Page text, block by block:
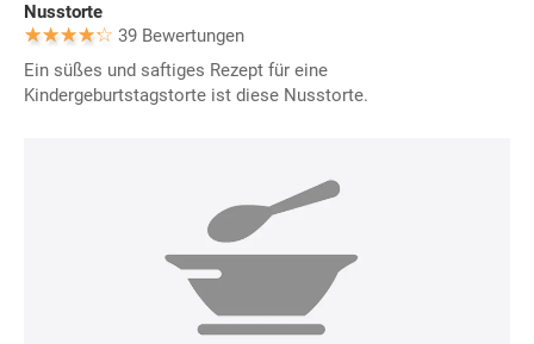
Nusstorte
39 Bewertungen
Ein süßes und saftiges Rezept für eine
Kindergeburtstagstorte ist diese Nusstorte.